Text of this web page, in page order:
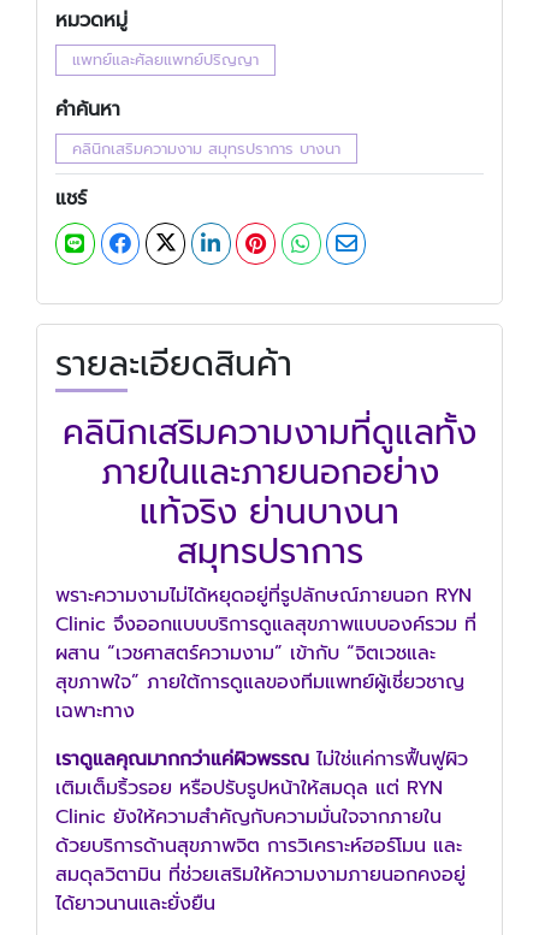
หมวดหมู่
แพทย์และศัลยแพทย์ปริญญา
คำค้นหา
คลินิกเสริมความงาม สมุทรปราการ บางนา
แชร์
รายละเอียดสินค้า
คลินิกเสริมความงามที่ดูแลทั้ง
ภายในและภายนอกอย่าง
แท้จริง ย่านบางนา
สมุทรปราการ
พราะความงามไม่ได้หยุดอยู่ที่รูปลักษณ์ภายนอก RYN
Clinic จึงออกแบบบริการดูแลสุขภาพแบบองค์รวม ที่
ผสาน “เวชศาสตร์ความงาม” เข้ากับ “จิตเวชและ
สุขภาพใจ” ภายใต้การดูแลของทีมแพทย์ผู้เชี่ยวชาญ
เฉพาะทาง
เราดูแลคุณมากกว่าแค่ผิวพรรณ ไม่ใช่แค่การฟื้นฟูผิว
เติมเต็มริ้วรอย หรือปรับรูปหน้าให้สมดุล แต่ RYN
Clinic ยังให้ความสำคัญกับความมั่นใจจากภายใน
ด้วยบริการด้านสุขภาพจิต การวิเคราะห์ฮอร์โมน และ
สมดุลวิตามิน ที่ช่วยเสริมให้ความงามภายนอกคงอยู่
ได้ยาวนานและยั่งยืน